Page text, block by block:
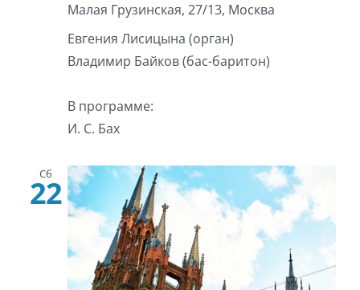
Малая Грузинская, 27/13, Москва
Евгения Лисицына (орган)
Владимир Байков (бас-баритон)
В программе:
И. С. Бах
Сб
22